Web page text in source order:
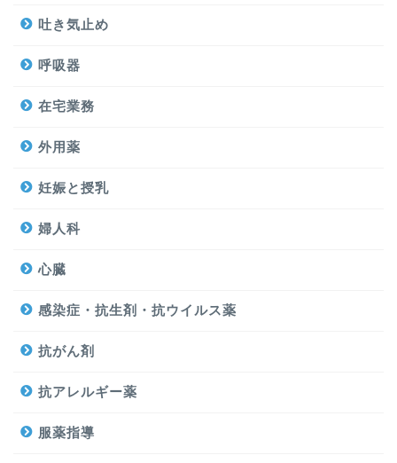
吐き気止め
呼吸器
在宅業務
外用薬
妊娠と授乳
婦人科
心臓
感染症・抗生剤・抗ウイルス薬
抗がん剤
抗アレルギー薬
服薬指導